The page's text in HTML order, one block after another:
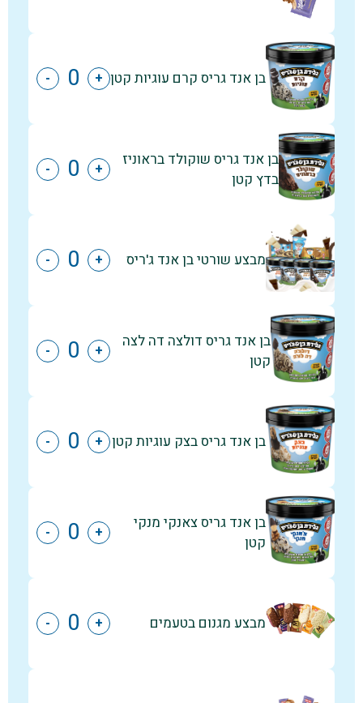
בן אנד גריס קרם עוגיות קטן +
-
בן אנד גריס שוקולד בראוניז
בדץ קטן
+
-
מבצע שורטי בן אנד ג'ריס +
-
בן אנד גריס דולצה דה לצה
קטן
+
-
בן אנד גריס בצק עוגיות קטן +
-
בן אנד גריס צאנקי מנקי
קטן
+
-
מבצע מגנום בטעמים +
-